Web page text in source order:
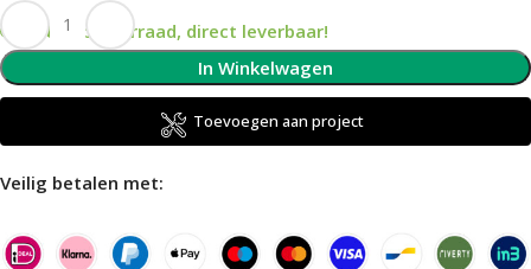
Op voorraad, direct leverbaar!
In Winkelwagen
Toevoegen aan project
Veilig betalen met: